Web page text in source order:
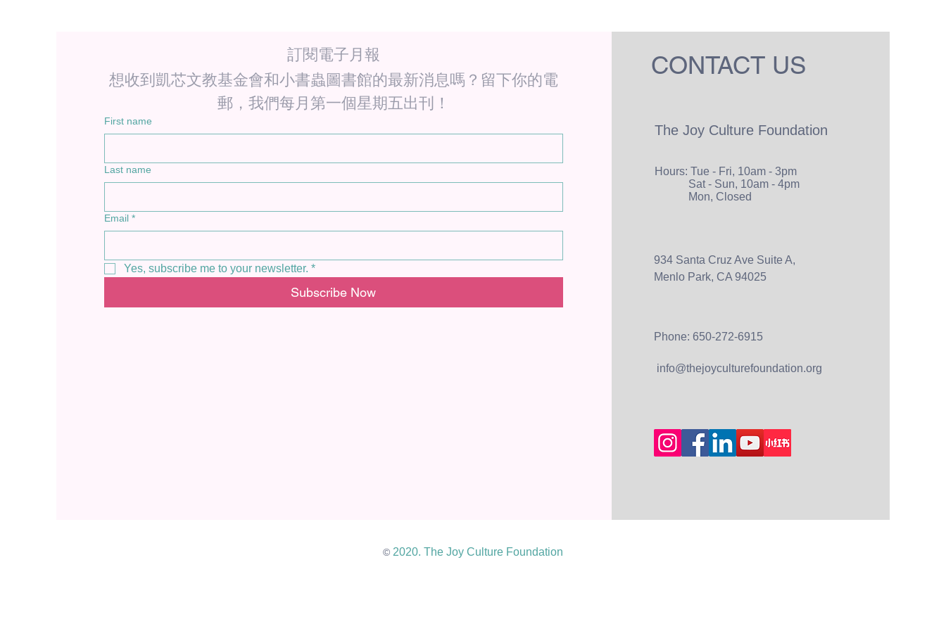
訂閱電子月報
想收到凱芯文教基金會和小書蟲圖書館的最新消息嗎？留下你的電
郵，我們每月第一個星期五出刊！
First name
Last name
Email *
Yes, subscribe me to your newsletter. *
Subscribe Now
CONTACT US
The Joy Culture Foundation
Hours: Tue - Fri, 10am - 3pm
Sat - Sun, 10am - 4pm
Mon, Closed
934 Santa Cruz Ave Suite A,
Menlo Park, CA 94025
Phone: 650-272-6915
info@thejoyculturefoundation.org
© 2020. The Joy Culture Foundation